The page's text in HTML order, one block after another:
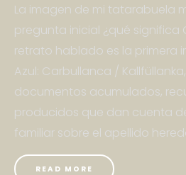
La imagen de mi tatarabuela
pregunta inicial ¿qué significa
retrato hablado es la primera
Azul: Carbullanca /
documentos acumulados,
producidos que dan cuenta
familiar sobre el apellido
READ MORE